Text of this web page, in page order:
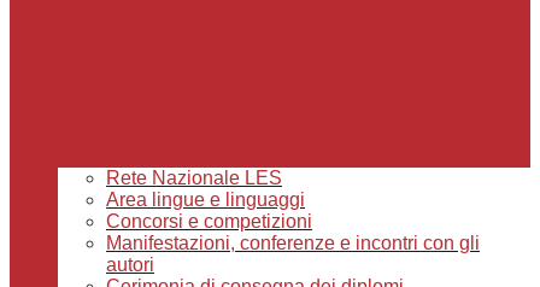
Rete Nazionale LES
Area lingue e linguaggi
Concorsi e competizioni
Manifestazioni, conferenze e incontri con gli
autori